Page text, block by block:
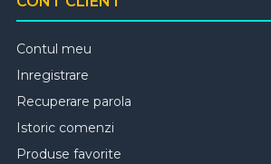
Contul meu
Inregistrare
Recuperare parola
Istoric comenzi
Produse favorite